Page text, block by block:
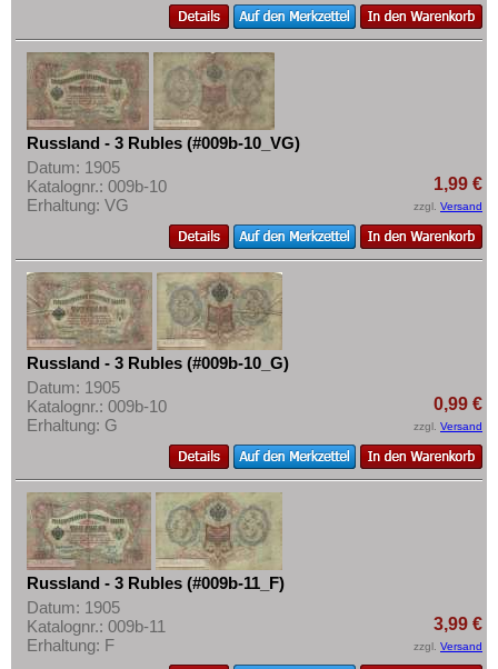
Russland - 3 Rubles (#009b-10_VG)
Datum: 1905
Katalognr.: 009b-10
Erhaltung: VG
1,99 €
zzgl. Versand
Russland - 3 Rubles (#009b-10_G)
Datum: 1905
Katalognr.: 009b-10
Erhaltung: G
0,99 €
zzgl. Versand
Russland - 3 Rubles (#009b-11_F)
Datum: 1905
Katalognr.: 009b-11
Erhaltung: F
3,99 €
zzgl. Versand